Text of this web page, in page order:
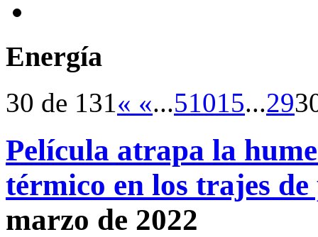
Energía
30 de 131« «...51015...29
Película atrapa la
térmico en los trajes
marzo de 2022